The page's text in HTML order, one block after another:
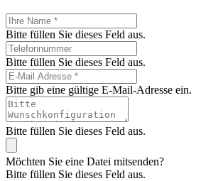
Bitte füllen Sie dieses Feld aus.
Bitte füllen Sie dieses Feld aus.
Bitte gib eine gültige E-Mail-Adresse ein.
Bitte füllen Sie dieses Feld aus.
Möchten Sie eine Datei mitsenden?
Bitte füllen Sie dieses Feld aus.